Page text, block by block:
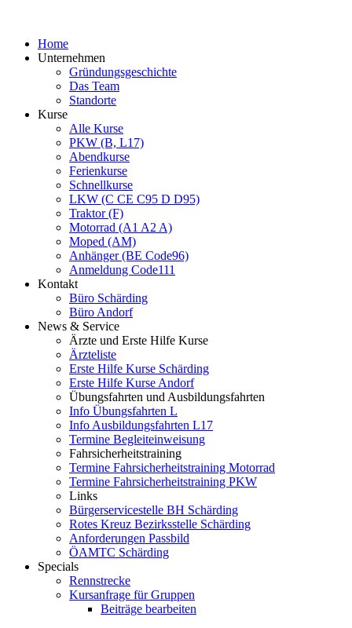
Home
Unternehmen
Gründungsgeschichte
Das Team
Standorte
Kurse
Alle Kurse
PKW (B, L17)
Abendkurse
Ferienkurse
Schnellkurse
LKW (C CE C95 D D95)
Traktor (F)
Motorrad (A1 A2 A)
Moped (AM)
Anhänger (BE Code96)
Anmeldung Code111
Kontakt
Büro Schärding
Büro Andorf
News & Service
Ärzte und Erste Hilfe Kurse
Ärzteliste
Erste Hilfe Kurse Schärding
Erste Hilfe Kurse Andorf
Übungsfahrten und Ausbildungsfahrten
Info Übungsfahrten L
Info Ausbildungsfahrten L17
Termine Begleiteinweisung
Fahrsicherheitstraining
Termine Fahrsicherheitstraining Motorrad
Termine Fahrsicherheitstraining PKW
Links
Bürgerservicestelle BH Schärding
Rotes Kreuz Bezirksstelle Schärding
Anforderungen Passbild
ÖAMTC Schärding
Specials
Rennstrecke
Kursanfrage für Gruppen
Beiträge bearbeiten